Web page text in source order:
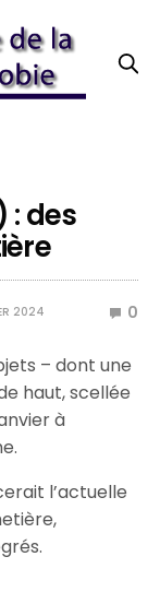
: des
2024 0
– dont une
haut, scellée
à
l’actuelle